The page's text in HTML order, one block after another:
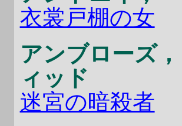
衣裳戸棚の女
アンブローズ
ィッド
迷宮の暗殺者